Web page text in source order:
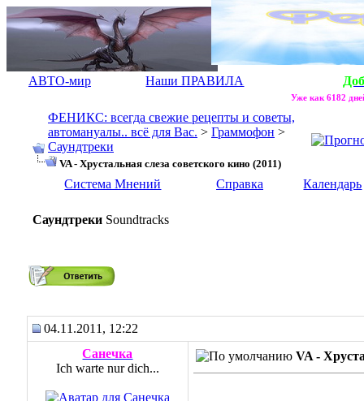
АВТО-мир Наши ПРАВИЛА
Уже как 6182
ФЕНИКС: всегда свежие рецепты и советы,
автомануалы.. всё для Вас. > Граммофон >
Саундтреки
VA - Хрустальная слеза советского кино (2011)
Система Мнений Справка Календарь
Саундтреки Soundtracks
04.11.2011, 12:22
Санечка
Ich warte nur dich...
VA -